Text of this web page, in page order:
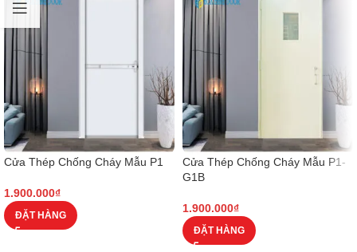
Cửa Thép Chống Cháy Mẫu P1
1.900.000₫
ĐẶT HÀNG
Cửa Thép Chống Cháy Mẫu P1-
G1B
1.900.000₫
ĐẶT HÀNG